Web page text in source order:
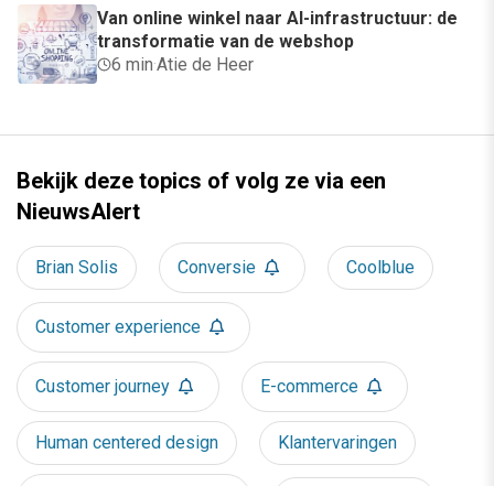
Van online winkel naar AI-infrastructuur: de
transformatie van de webshop
6 min·Atie de Heer
Bekijk deze topics of volg ze via een
NieuwsAlert
Brian Solis Conversie Coolblue
Customer experience
Customer journey E-commerce
Human centered design Klantervaringen